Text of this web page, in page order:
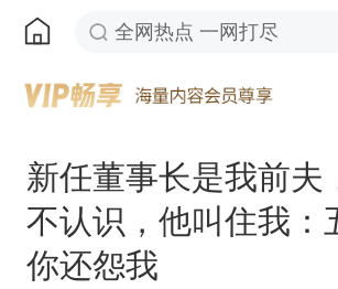
全网热点 一网打尽
新任董事长是我前夫
不认识，他叫住我：
你还怨我